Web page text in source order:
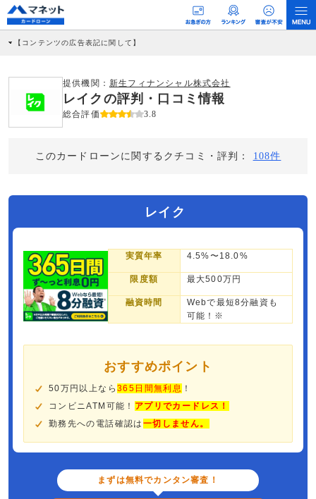
【コンテンツの広告表記に関して】
社に対して企業から紹介報酬が支払われるという収益モデルです。 ただし、特定の
商品を根拠なくPRするものではなく、当編集部の調査／ユーザーへの口コミ収集な
どに基づき、公平性を担保した情報提供を行っています。
>提携企業一覧
提供機関： 新生フィナンシャル株式会社
レイクの評判・口コミ情報
総合評価 3.8
このカードローンに関するクチコミ・評判： 108件
レイク
実質年率 4.5%〜18.0%
限度額 最大500万円
融資時間
Webで最短8分融資も
可能！※
おすすめポイント
50万円以上なら 365日間無利息 ！
コンビニATM可能！ アプリでカードレス！
勤務先への電話確認は 一切しません。
まずは無料でカンタン審査！